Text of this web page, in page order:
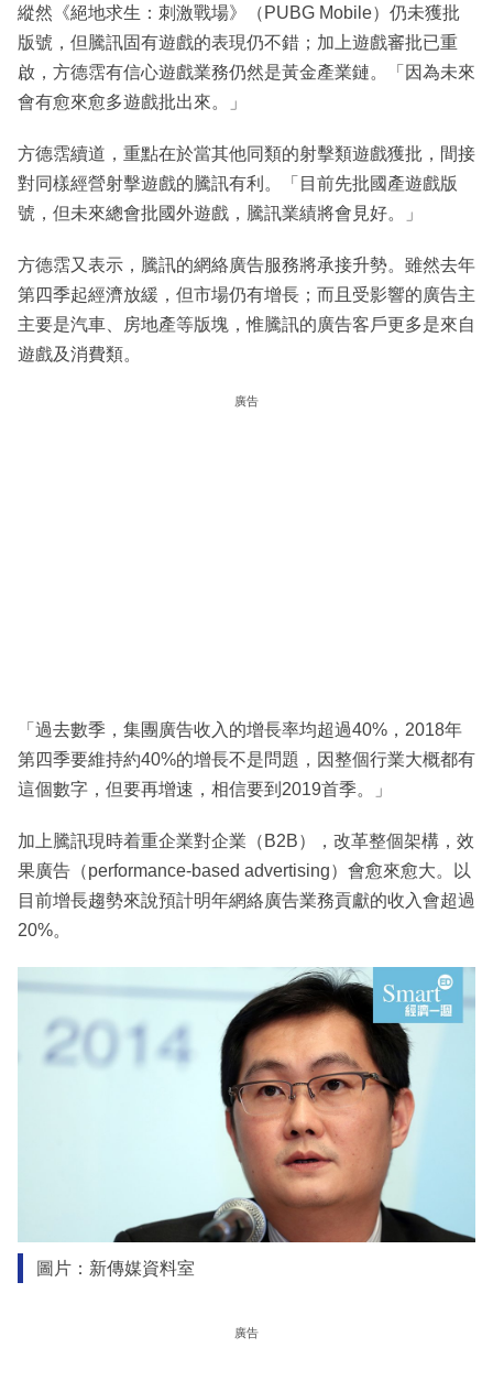
縱然《絕地求生：刺激戰場》（PUBG Mobile）仍未獲批
版號，但騰訊固有遊戲的表現仍不錯；加上遊戲審批已重
啟，方德霑有信心遊戲業務仍然是黃金產業鏈。「因為未來
會有愈來愈多遊戲批出來。」
方德霑續道，重點在於當其他同類的射擊類遊戲獲批，間接
對同樣經營射擊遊戲的騰訊有利。「目前先批國產遊戲版
號，但未來總會批國外遊戲，騰訊業績將會見好。」
方德霑又表示，騰訊的網絡廣告服務將承接升勢。雖然去年
第四季起經濟放緩，但市場仍有增長；而且受影響的廣告主
主要是汽車、房地產等版塊，惟騰訊的廣告客戶更多是來自
遊戲及消費類。
廣告
「過去數季，集團廣告收入的增長率均超過40%，2018年
第四季要維持約40%的增長不是問題，因整個行業大概都有
這個數字，但要再增速，相信要到2019首季。」
加上騰訊現時着重企業對企業（B2B），改革整個架構，效
果廣告（performance-based advertising）會愈來愈大。以
目前增長趨勢來說預計明年網絡廣告業務貢獻的收入會超過
20%。
圖片：新傳媒資料室
廣告